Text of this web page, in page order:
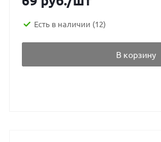
Есть в наличии (12)
В корзину